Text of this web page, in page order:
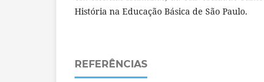
História na Educação Básica de São Paulo.
REFERÊNCIAS